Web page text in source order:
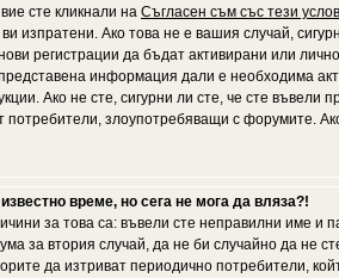
сте кликнали на Съгласен съм със тези
ви изпратени. Ако това не е вашия случай,
регистрации да бъдат активирани или
информация дали е необходима
Ако не сте, сигурни ли сте, че сте
потребители, злоупотребяващи с форумите.
време, но сега не мога да вляза?!
за това са: въвели сте неправилни име и
за втория случай, да не би случайно да
да изтриват периодично потребители,